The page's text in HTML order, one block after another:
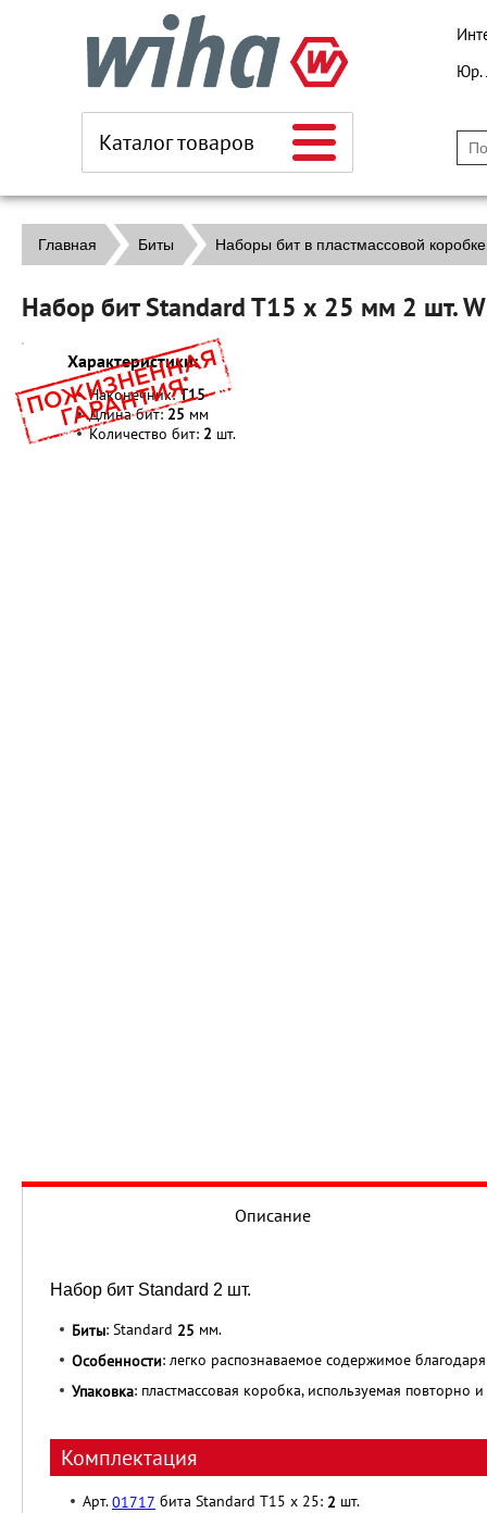
Каталог товаров
Юр.
Главная Биты Наборы бит в пластмассовой коробке
Набор бит Standard T15 х 25 мм 2 шт.
Характеристики:
Наконечник:T15
Длина бит:25 мм
Количество бит: 2 шт.
Описание
Набор бит Standard 2 шт.
Биты: Standard 25 мм.
Особенности: легко распознаваемое содержимое
Упаковка: пластмассовая коробка, используемая повторно
Комплектация
Арт.01717 бита Standard T15 x 25: 2 шт.